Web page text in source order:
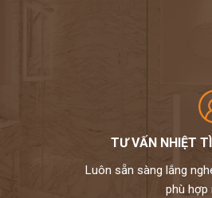
TƯ VẤN NHIỆT
Luôn sẵn sàng lắng
phù hợp